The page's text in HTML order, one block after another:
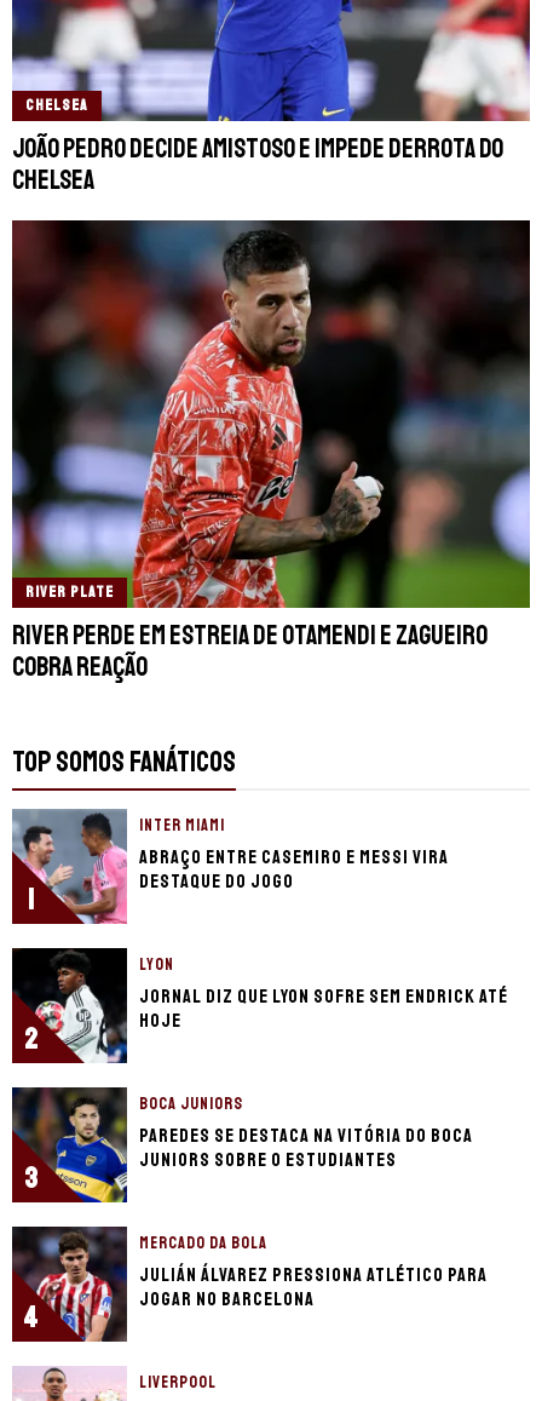
CHELSEA
João Pedro decide amistoso e impede derrota do
Chelsea
RIVER PLATE
River perde em estreia de Otamendi e zagueiro
cobra reação
TOP SOMOS FANÁTICOS
1
INTER MIAMI
Abraço entre Casemiro e Messi vira
destaque do jogo
2
LYON
Jornal diz que Lyon sofre sem Endrick até
hoje
3
BOCA JUNIORS
Paredes se destaca na vitória do Boca
Juniors sobre o Estudiantes
4
MERCADO DA BOLA
Julián Álvarez pressiona Atlético para
jogar no Barcelona
LIVERPOOL